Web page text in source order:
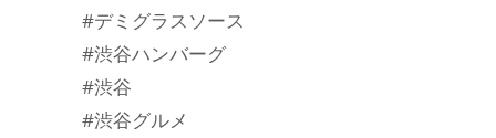
#デミグラスソース
#渋谷ハンバーグ
#渋谷
#渋谷グルメ